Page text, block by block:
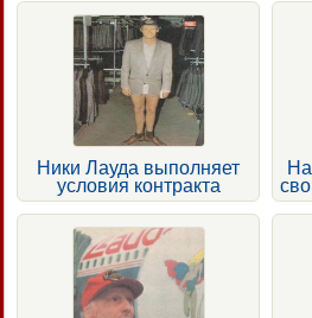
Ники Лауда выполняет
условия контракта